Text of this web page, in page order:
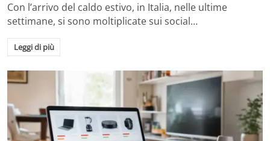
Con l’arrivo del caldo estivo, in Italia, nelle ultime
settimane, si sono moltiplicate sui social…
Leggi di più